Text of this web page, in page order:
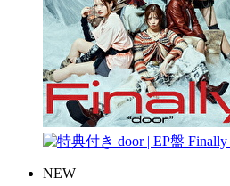
door | EP盤 Finally
NEW